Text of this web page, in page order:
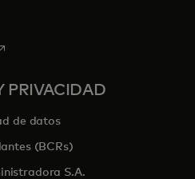
se abre en una pestaña nueva
PRIVACIDAD
de datos
(BCRs)
S.A.